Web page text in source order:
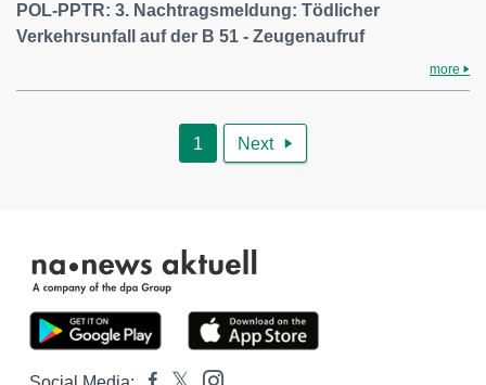
POL-PPTR: 3. Nachtragsmeldung: Tödlicher
Verkehrsunfall auf der B 51 - Zeugenaufruf
more
1 Next 